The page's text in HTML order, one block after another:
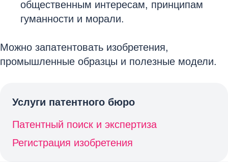
общественным интересам, принципам
гуманности и морали.
Можно запатентовать изобретения,
промышленные образцы и полезные модели.
Услуги патентного бюро
Патентный поиск и экспертиза
Регистрация изобретения